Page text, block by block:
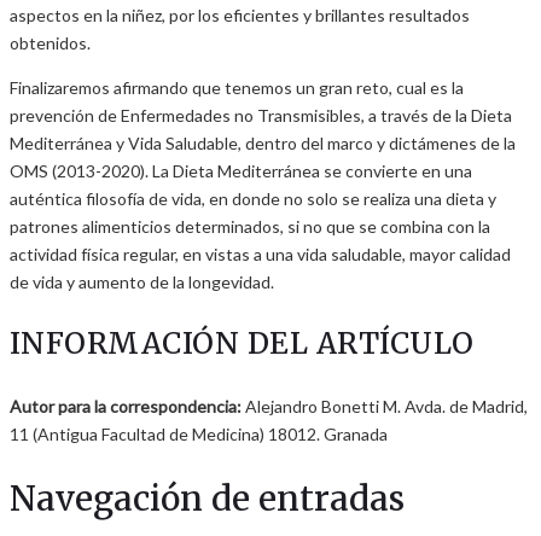
aspectos en la niñez, por los eficientes y brillantes resultados
obtenidos.
Finalizaremos afirmando que tenemos un gran reto, cual es la
prevención de Enfermedades no Transmisibles, a través de la Dieta
Mediterránea y Vida Saludable, dentro del marco y dictámenes de la
OMS (2013-2020). La Dieta Mediterránea se convierte en una
auténtica filosofía de vida, en donde no solo se realiza una dieta y
patrones alimenticios determinados, si no que se combina con la
actividad física regular, en vistas a una vida saludable, mayor calidad
de vida y aumento de la longevidad.
INFORMACIÓN DEL ARTÍCULO
Autor para la correspondencia:Alejandro Bonetti M. Avda. de Madrid,
11 (Antigua Facultad de Medicina) 18012. Granada
Navegación de entradas